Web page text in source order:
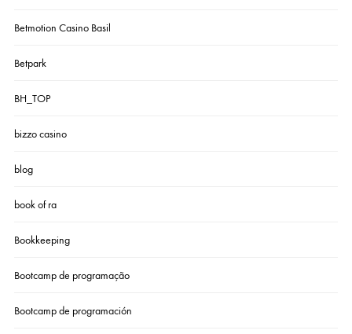
Betmotion Casino Basil
Betpark
BH_TOP
bizzo casino
blog
book of ra
Bookkeeping
Bootcamp de programação
Bootcamp de programación